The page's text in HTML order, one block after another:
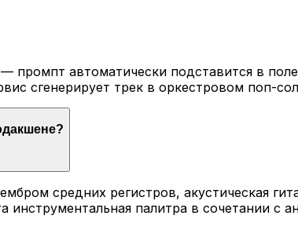
автоматически подставится в
сгенерирует трек в оркестровом поп-
средних регистров, акустическая
инструментальная палитра в сочетании